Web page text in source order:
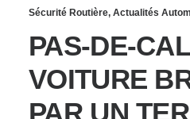
Sécurité Routière, Actualités
PAS-DE-
VOITURE
PAR UN